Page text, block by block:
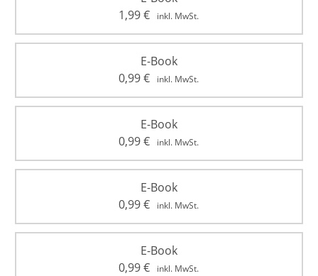
1,99€ inkl. MwSt.
E-Book
0,99€ inkl. MwSt.
E-Book
0,99€ inkl. MwSt.
E-Book
0,99€ inkl. MwSt.
E-Book
0,99€ inkl. MwSt.